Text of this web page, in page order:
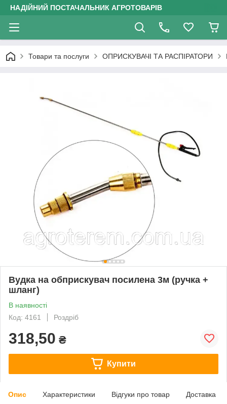
НАДІЙНИЙ ПОСТАЧАЛЬНИК АГРОТОВАРІВ
Товари та послуги ОПРИСКУВАЧІ ТА РАСПІРАТОРИ
Вудка на обприскувач посилена 3м (ручка +
шланг)
В наявності
Код: 4161
Роздріб
318,50 ₴
Купити
Опис Характеристики Відгуки про товар Доставка